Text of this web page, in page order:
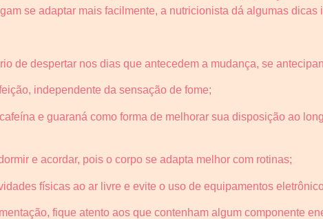
se adaptar mais facilmente, a nutricionista dá algumas dicas
de despertar nos dias que antecedem a mudança, se
independente da sensação de fome;
e guaraná como forma de melhorar sua disposição ao
e acordar, pois o corpo se adapta melhor com rotinas;
físicas ao ar livre e evite o uso de equipamentos
fique atento aos que contenham algum componente